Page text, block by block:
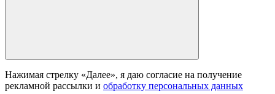
Нажимая стрелку «Далее», я даю согласие на получение
рекламной рассылки и обработку персональных данных